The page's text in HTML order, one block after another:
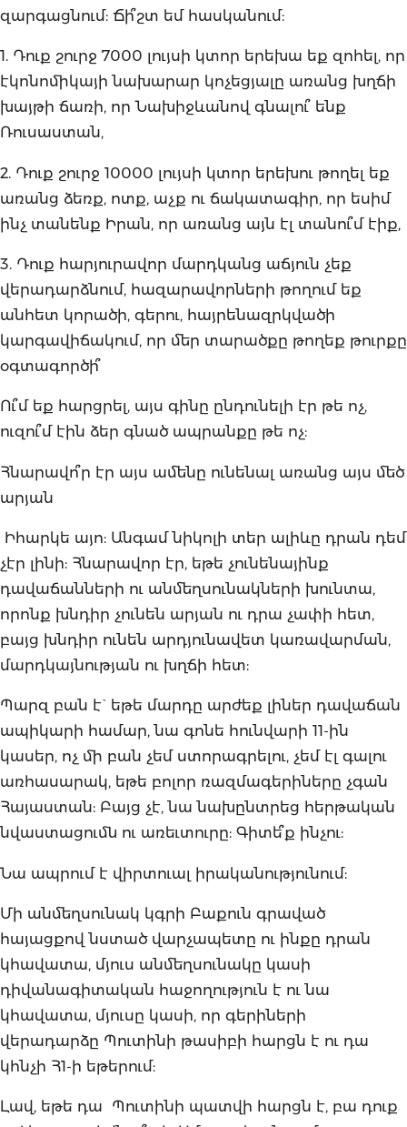
զարգացնում: Ճի՞շտ եմ հասկանում:
1. Դուք շուրջ 7000 լույսի կտոր երեխա եք զոհել, որ
էկոնոմիկայի նախարար կոչեցյալը առանց խղճի
խայթի ճառի, որ Նախիջևանով գնալու՞ ենք
Ռուսաստան,
2. Դուք շուրջ 10000 լույսի կտոր երեխու թողել եք
առանց ձեռք, ոտք, աչք ու ճակատագիր, որ եսիմ
ինչ տանենք Իրան, որ առանց այն էլ տանու՞մ էիք,
3. Դուք հարյուրավոր մարդկանց աճյուն չեք
վերադարձնում, հազարավորների թողում եք
անհետ կորածի, գերու, հայրենազրկվածի
կարգավիճակում, որ մեր տարածքը թողեք թուրքը
օգտագործի՞
Ու՞մ եք հարցրել, այս գինը ընդունելի էր թե ոչ,
ուզու՞մ էին ձեր գնած ապրանքը թե ոչ:
Հնարավո՞ր էր այս ամենը ունենալ առանց այս մեծ
արյան
Իհարկե այո: Անգամ նիկոլի տեր ալիևը դրան դեմ
չէր լինի: Հնարավոր էր, եթե չունենայինք
դավաճանների ու անմեղսունակների խունտա,
որոնք խնդիր չունեն արյան ու դրա չափի հետ,
բայց խնդիր ունեն արդյունավետ կառավարման,
մարդկայնության ու խղճի հետ:
Պարզ բան է` եթե մարդը արժեք լիներ դավաճան
ապիկարի համար, նա գոնե հունվարի 11-ին
կասեր, ոչ մի բան չեմ ստորագրելու, չեմ էլ գալու
առհասարակ, եթե բոլոր ռազմագերիները չգան
Հայաստան: Բայց չէ, նա նախընտրեց հերթական
նվաստացումն ու առեւտուրը: Գիտե՞ք ինչու:
Նա ապրում է վիրտուալ իրականությունում:
Մի անմեղսունակ կգրի Բաքուն գրաված
հայացքով նստած վարչապետը ու ինքը դրան
կհավատա, մյուս անմեղսունակը կասի
դիվանագիտական հաջողություն է ու նա
կհավատա, մյուսը կասի, որ գերիների
վերադարձը Պուտինի թասիբի հարցն է ու դա
կհնչի Հ1-ի եթերում:
Լավ, եթե դա Պուտինի պատվի հարցն է, բա դուք